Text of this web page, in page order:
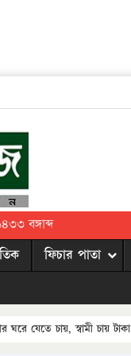
বঙ্গাব্দ
ফিচার পাতা
ঘরে যেতে চায়, স্বামী চায় টাকা